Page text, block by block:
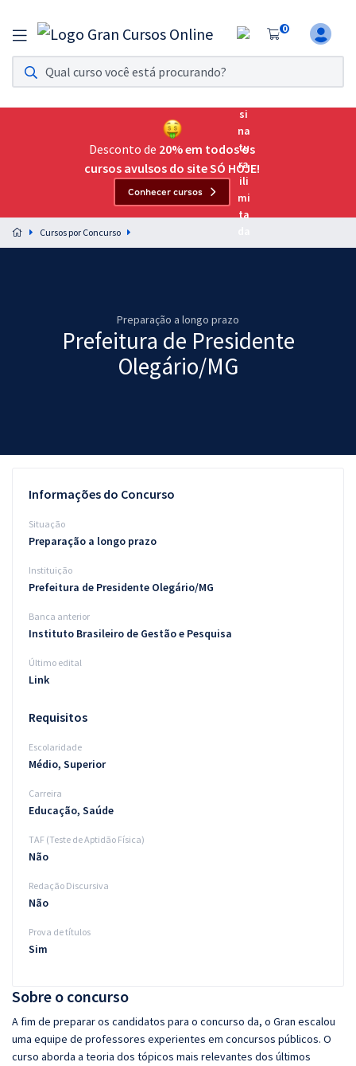
0
Assinatura Ilimitada 11
Acesso a todos os cursos. Teste grátis por 7 dias!
Assinatura OAB Até Passar
Acesso ilimitado a toda preparação para o Exame da
Preparação completa e intensiva para as principais
residências em saúde do Brasil
Cursos 20% OFF
Questões grátis
Blog
Aprovados
Atendimento
Desconto de 20% em todos os
cursos avulsos do site SÓ HOJE!
Conhecer cursos
Cursos por Concurso
Preparação a longo prazo
Prefeitura de Presidente
Olegário/MG
Sobre o concurso
A fim de preparar os candidatos para o concurso da, o Gran escalou
uma equipe de professores experientes em concursos públicos. O
curso aborda a teoria dos tópicos mais relevantes dos últimos
Informações do Concurso
Situação
Preparação a longo prazo
Instituição
Prefeitura de Presidente Olegário/MG
Banca anterior
Instituto Brasileiro de Gestão e Pesquisa
Último edital
Link
Requisitos
Escolaridade
Médio, Superior
Carreira
Educação, Saúde
TAF (Teste de Aptidão Física)
Não
Redação Discursiva
Não
Prova de títulos
Sim